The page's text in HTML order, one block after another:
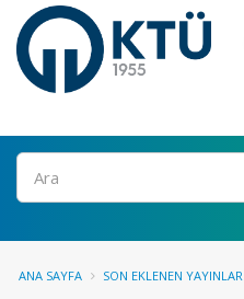
Ara
ANA SAYFA SON EKLENEN YAYINLAR